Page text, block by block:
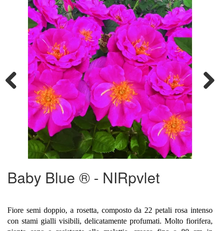
Previous
Baby Blue ® - NIRpvlet
Fiore semi doppio, a rosetta, composto da 22 petali rosa intenso
con stami gialli visibili, delicatamente profumati. Molto fiorifera,